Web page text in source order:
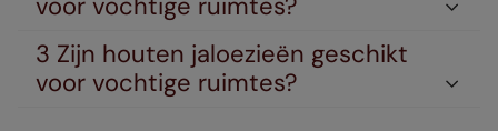
3 Zijn houten jaloezieën geschikt
voor vochtige ruimtes?